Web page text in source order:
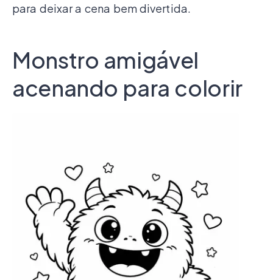
para deixar a cena bem divertida.
Monstro amigável
acenando para colorir